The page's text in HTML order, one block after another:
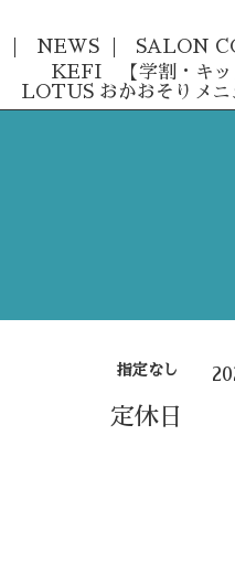
NEWS SALON
KEFI 【学割・キッ
LOTUS おかおそりメニ
指定なし
定休日